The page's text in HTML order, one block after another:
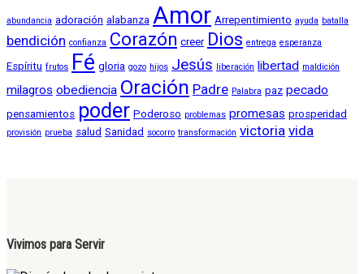
abundancia adoración alabanza Amor Arrepentimiento ayuda batalla
bendición confianza Corazón creer Dios entrega esperanza
Espíritu frutos Fé gloria gozo hijos Jesús liberación libertad maldición
milagros obediencia Oración Padre Palabra paz pecado
pensamientos poder Poderoso problemas promesas prosperidad
provisión prueba salud Sanidad socorro transformación victoria vida
Vivimos para Servir